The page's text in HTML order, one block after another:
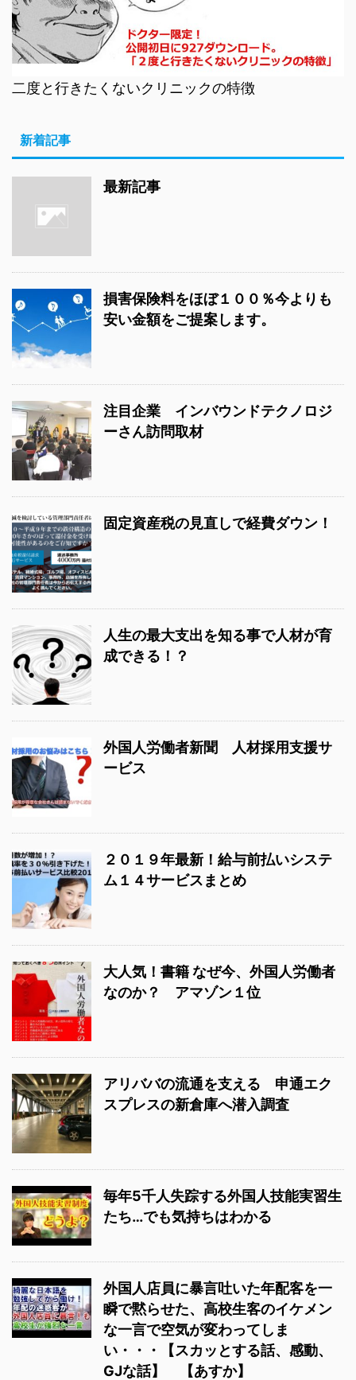
二度と行きたくないクリニックの特徴
新着記事
最新記事
損害保険料をほぼ１００％今よりも
安い金額をご提案します。
注目企業 インバウンドテクノロジ
ーさん訪問取材
固定資産税の見直しで経費ダウン！
人生の最大支出を知る事で人材が育
成できる！？
外国人労働者新聞 人材採用支援サ
ービス
２０１９年最新！給与前払いシステ
ム１４サービスまとめ
大人気！書籍 なぜ今、外国人労働者
なのか？ アマゾン１位
アリババの流通を支える 申通エク
スプレスの新倉庫へ潜入調査
毎年5千人失踪する外国人技能実習生
たち…でも気持ちはわかる
外国人店員に暴言吐いた年配客を一
瞬で黙らせた、高校生客のイケメン
な一言で空気が変わってしま
い・・・【スカッとする話、感動、
GJな話】 【あすか】